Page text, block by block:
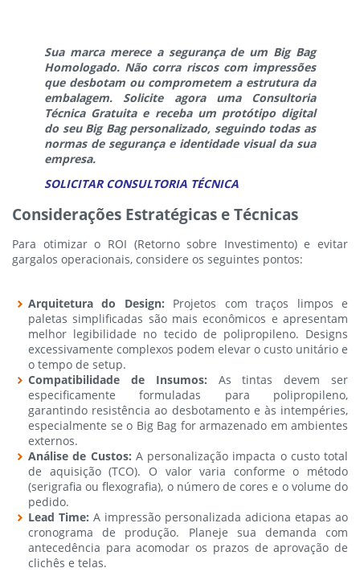
Sua marca merece a segurança de um Big Bag
Homologado. Não corra riscos com impressões
que desbotam ou comprometem a estrutura da
embalagem. Solicite agora uma Consultoria
Técnica Gratuita e receba um protótipo digital
do seu Big Bag personalizado, seguindo todas as
normas de segurança e identidade visual da sua
empresa.
SOLICITAR CONSULTORIA TÉCNICA
Considerações Estratégicas e Técnicas
Para otimizar o ROI (Retorno sobre Investimento) e evitar
gargalos operacionais, considere os seguintes pontos:
Arquitetura do Design: Projetos com traços limpos e
paletas simplificadas são mais econômicos e apresentam
melhor legibilidade no tecido de polipropileno. Designs
excessivamente complexos podem elevar o custo unitário e
o tempo de setup.
Compatibilidade de Insumos: As tintas devem ser
especificamente formuladas para polipropileno,
garantindo resistência ao desbotamento e às intempéries,
especialmente se o Big Bag for armazenado em ambientes
externos.
Análise de Custos: A personalização impacta o custo total
de aquisição (TCO). O valor varia conforme o método
(serigrafia ou flexografia), o número de cores e o volume do
pedido.
Lead Time: A impressão personalizada adiciona etapas ao
cronograma de produção. Planeje sua demanda com
antecedência para acomodar os prazos de aprovação de
clichês e telas.